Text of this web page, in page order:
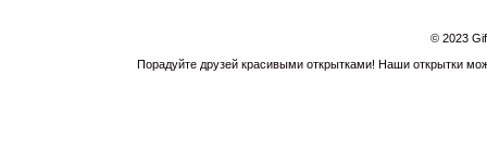
© 2023
Порадуйте друзей красивыми открытками! Наши открытки